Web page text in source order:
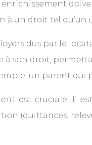
un droit tel qu’un
dus par le
à son droit,
un parent
est cruciale. Il
(quittances,